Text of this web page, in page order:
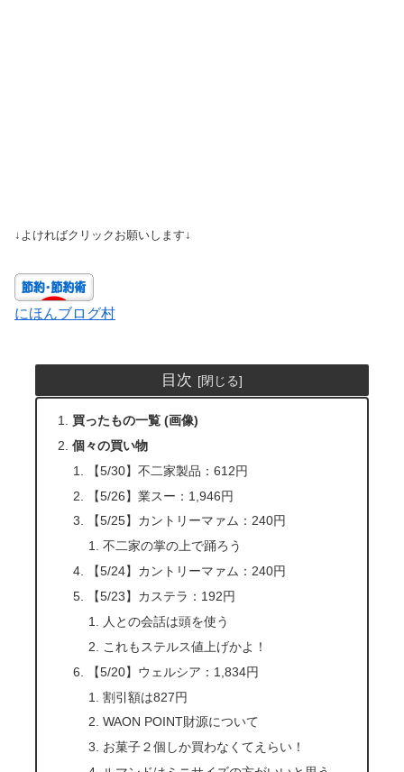
↓よければクリックお願いします↓
にほんブログ村
目次
買ったもの一覧 (画像)
個々の買い物
【5/30】不二家製品：612円
【5/26】業スー：1,946円
【5/25】カントリーマァム：240円
不二家の掌の上で踊ろう
【5/24】カントリーマァム：240円
【5/23】カステラ：192円
人との会話は頭を使う
これもステルス値上げかよ！
【5/20】ウェルシア：1,834円
割引額は827円
WAON POINT財源について
お菓子２個しか買わなくてえらい！